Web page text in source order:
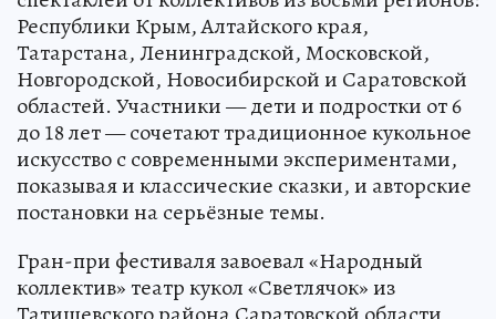
Республики Крым, Алтайского края,
Татарстана, Ленинградской, Московской,
Новгородской, Новосибирской и Саратовской
областей. Участники — дети и подростки от 6
до 18 лет — сочетают традиционное кукольное
искусство с современными экспериментами,
показывая и классические сказки, и авторские
постановки на серьёзные темы.
Гран-при фестиваля завоевал «Народный
коллектив» театр кукол «Светлячок» из